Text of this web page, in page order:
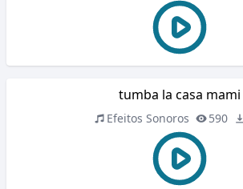
tumba la casa mami
Efeitos Sonoros 590